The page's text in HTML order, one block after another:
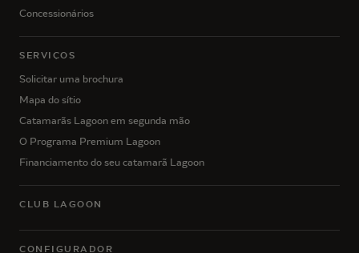
Concessionários
SERVIÇOS
Solicitar uma brochura
Mapa do sítio
Catamarãs Lagoon em segunda mão
O Programa Premium Lagoon
Financiamento do seu catamarã Lagoon
CLUB LAGOON
CONFIGURADOR